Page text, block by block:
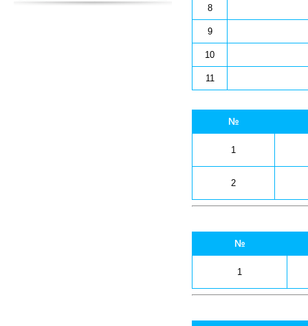
8
9
10
11
№
1
2
№
1